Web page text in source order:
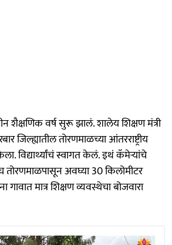
शैक्षणिक वर्ष सुरू झालं. शालेय शिक्षण मंत्री
जिल्ह्यातील तोरणमाळच्या आंतरराष्ट्रीय
विद्यार्थ्यांचं स्वागत केलं. इथं कॅमेऱ्यांचे
अवघ्या 30 किलोमीटर
मात्र शिक्षण व्यवस्थेचा बोजवारा